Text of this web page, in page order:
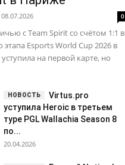
08.07.2026 0
с Team Spirit со счётом 1:1 в
этапа Esports World Cup 2026 в
на первой карте, но
Virtus.pro
уступила Heroic в третьем
туре PGL Wallachia Season 8
по...
20.04.2026